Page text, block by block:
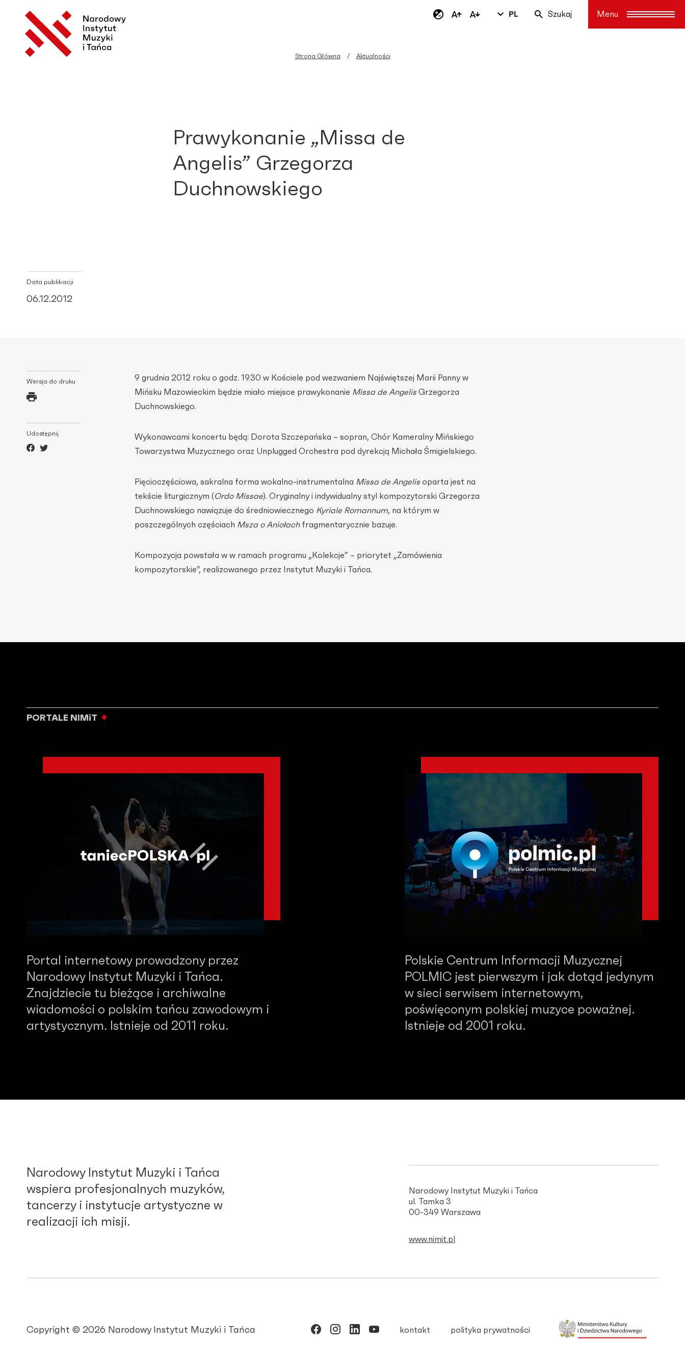
PL Szukaj
Strona Główna Aktualności
Prawykonanie „Missa de
Angelis” Grzegorza
Duchnowskiego
Data publikacji
06.12.2012
Wersja do druku
Udostępnij
9 grudnia 2012 roku o godz. 19.30 w Kościele pod wezwaniem Najświętszej Marii Panny w
Mińsku Mazowieckim będzie miało miejsce prawykonanie Missa de Angelis Grzegorza
Duchnowskiego.
Wykonawcami koncertu będą: Dorota Szczepańska – sopran, Chór Kameralny Mińskiego
Towarzystwa Muzycznego oraz Unplugged Orchestra pod dyrekcją Michała Śmigielskiego.
Pięcioczęściowa, sakralna forma wokalno-instrumentalna Missa de Angelis oparta jest na
tekście liturgicznym (Ordo Missae). Oryginalny i indywidualny styl kompozytorski Grzegorza
Duchnowskiego nawiązuje do średniowiecznego Kyriale Romannum, na którym w
poszczególnych częściach Msza o Aniołachfragmentarycznie bazuje.
Kompozycja powstała w w ramach programu „Kolekcje” – priorytet „Zamówienia
kompozytorskie”, realizowanego przez Instytut Muzyki i Tańca.
PORTALE NIMiT
Portal internetowy prowadzony przez
Narodowy Instytut Muzyki i Tańca.
Znajdziecie tu bieżące i archiwalne
wiadomości o polskim tańcu zawodowym i
artystycznym. Istnieje od 2011 roku.
Polskie Centrum Informacji Muzycznej
POLMIC jest pierwszym i jak dotąd jedynym
w sieci serwisem internetowym,
poświęconym polskiej muzyce poważnej.
Istnieje od 2001 roku.
Narodowy Instytut Muzyki i Tańca
wspiera profesjonalnych muzyków,
tancerzy i instytucje artystyczne w
realizacji ich misji.
Narodowy Instytut Muzyki i Tańca
ul. Tamka 3
00-349 Warszawa
www.nimit.pl
Copyright © 2026 Narodowy Instytut Muzyki i Tańca kontakt polityka prywatności